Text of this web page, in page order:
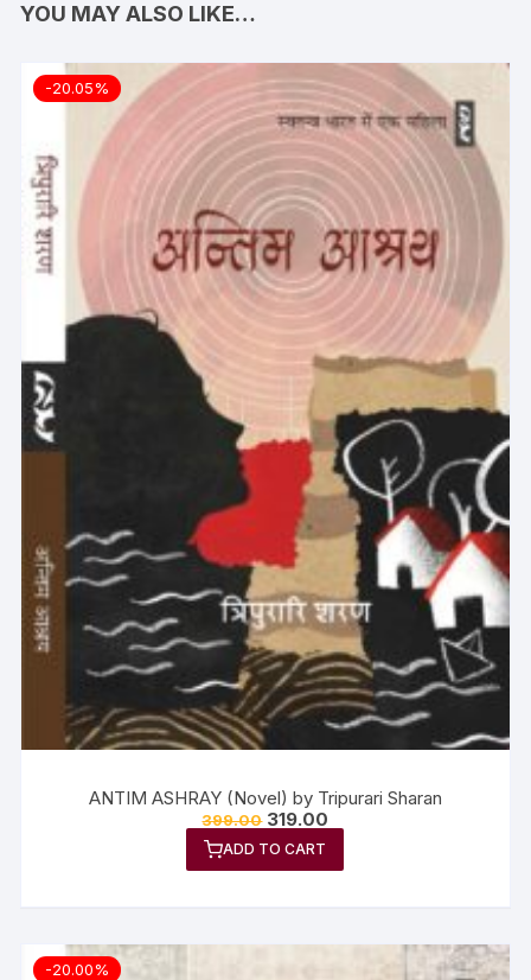
YOU MAY ALSO LIKE…
-20.05%
ANTIM ASHRAY (Novel) by Tripurari Sharan
399.00 319.00
ADD TO CART
-20.00%